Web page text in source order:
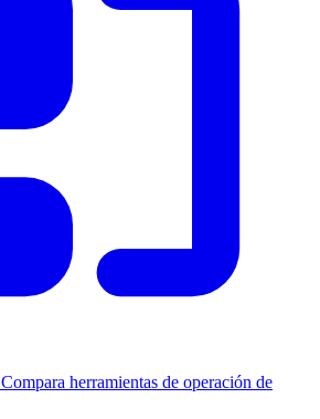
Compara herramientas de operación de